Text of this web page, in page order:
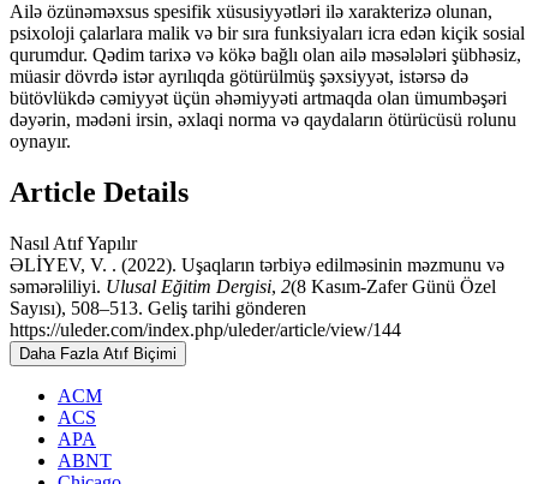
Ailə özünəməxsus spesifik xüsusiyyətləri ilə xarakterizə olunan,
psixoloji çalarlara malik və bir sıra funksiyaları icra edən kiçik sosial
qurumdur. Qədim tarixə və kökə bağlı olan ailə məsələləri şübhəsiz,
müasir dövrdə istər ayrılıqda götürülmüş şəxsiyyət, istərsə də
bütövlükdə cəmiyyət üçün əhəmiyyəti artmaqda olan ümumbəşəri
dəyərin, mədəni irsin, əxlaqi norma və qaydaların ötürücüsü rolunu
oynayır.
Article Details
Nasıl Atıf Yapılır
ƏLİYEV, V. . (2022). Uşaqların tərbiyə edilməsinin məzmunu və
səmərəliliyi. Ulusal Eğitim Dergisi, 2(8 Kasım-Zafer Günü Özel
Sayısı), 508–513. Geliş tarihi gönderen
https://uleder.com/index.php/uleder/article/view/144
Daha Fazla Atıf Biçimi
ACM
ACS
APA
ABNT